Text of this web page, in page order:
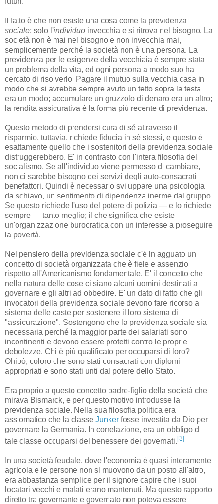
Il fatto è che non esiste una cosa come la previdenza
sociale; solo l'individuo invecchia e si ritrova nel bisogno. La
società non è mai nel bisogno e non invecchia mai,
semplicemente perché la società non è una persona. La
previdenza per le esigenze della vecchiaia è sempre stata
un problema della vita, ed ogni persona a modo suo ha
cercato di risolverlo. Pagare il mutuo sulla vecchia casa in
modo che si avrebbe sempre avuto un tetto sopra la testa
era un modo; accumulare un gruzzolo di denaro era un altro;
la rendita assicurativa è la forma più recente di previdenza.
Questo metodo di prendersi cura di sé attraverso il
risparmio, tuttavia, richiede fiducia in sé stessi, e questo è
esattamente quello che i sostenitori della previdenza sociale
distruggerebbero. E' in contrasto con l'intera filosofia del
socialismo. Se all'individuo viene permesso di cambiare,
non ci sarebbe bisogno dei servizi degli auto-consacrati
benefattori. Quindi è necessario sviluppare una psicologia
da schiavo, un sentimento di dipendenza inerme dal gruppo.
Se questo richiede l'uso del potere di polizia — e lo richiede
sempre — tanto meglio; il che significa che esiste
un'organizzazione burocratica con un interesse a proseguire
la povertà.
Nel pensiero della previdenza sociale c'è in agguato un
concetto di società organizzata che è fiele e assenzio
rispetto all'Americanismo fondamentale. E' il concetto che
nella natura delle cose ci siano alcuni uomini destinati a
governare e gli altri ad obbedire. E' un dato di fatto che gli
invocatori della previdenza sociale devono fare ricorso al
sistema delle caste per sostenere il loro sistema di
"assicurazione". Sostengono che la previdenza sociale sia
necessaria perché la maggior parte dei salariati sono
incontinenti e devono essere protetti contro le proprie
debolezze. Chi è più qualificato per occuparsi di loro?
Ohibò, coloro che sono stati consacrati con diplomi
appropriati e sono stati unti dal potere dello Stato.
Era proprio a questo concetto padre-figlio della società che
mirava Bismarck, e per questo motivo introdusse la
previdenza sociale. Nella sua filosofia politica era
assiomatico che la classe Junker fosse investita da Dio per
governare la Germania. In correlazione, era un obbligo di
tale classe occuparsi del benessere dei governati.[3]
In una società feudale, dove l'economia è quasi interamente
agricola e le persone non si muovono da un posto all'altro,
era abbastanza semplice per il signore capire che i suoi
locatari vecchi e malati erano mantenuti. Ma questo rapporto
diretto tra governante e governato non poteva essere